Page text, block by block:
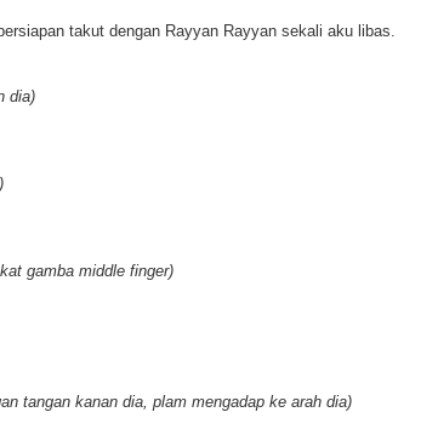
takut dengan Rayyan Rayyan sekali aku libas.
dia)
gamba middle finger)
tangan kanan dia, plam mengadap ke arah dia)